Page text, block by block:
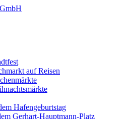
auf Reisen
Hafengeburtstag
Gerhart-Hauptmann-Platz